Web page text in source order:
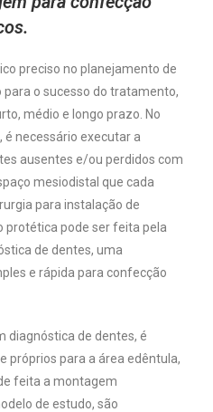
preciso no planejamento de
o sucesso do tratamento,
médio e longo prazo. No
é necessário executar a
ausentes e/ou perdidos com
mesiodistal que cada
para instalação de
protética pode ser feita pela
de dentes, uma
e rápida para confecção
diagnóstica de dentes, é
próprios para a área edêntula,
feita a montagem
de estudo, são